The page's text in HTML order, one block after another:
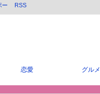
ー
RSS
恋愛 グルメ